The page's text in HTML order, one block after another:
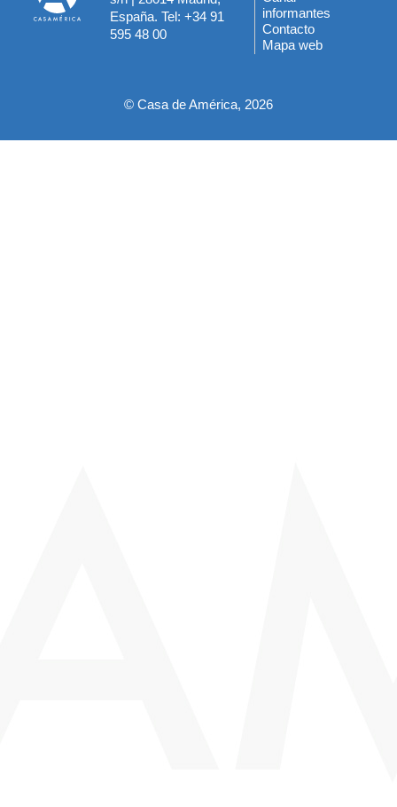
España. Tel: +34 91
595 48 00
del
pie
informantes
Contacto
Mapa web
© Casa de América, 2026